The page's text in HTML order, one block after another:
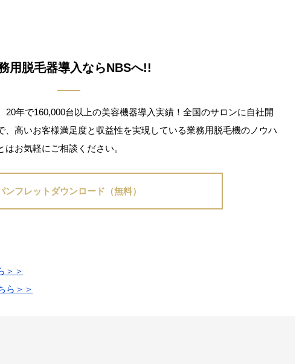
用脱毛器導入ならNBSへ!!
20年で160,000台以上の美容機器導入実績！全国のサロンに自社開
、高いお客様満足度と収益性を実現している業務用脱毛機のノウハ
お気軽にご相談ください。
ンフレットダウンロード（無料）
＞＞
ら＞＞